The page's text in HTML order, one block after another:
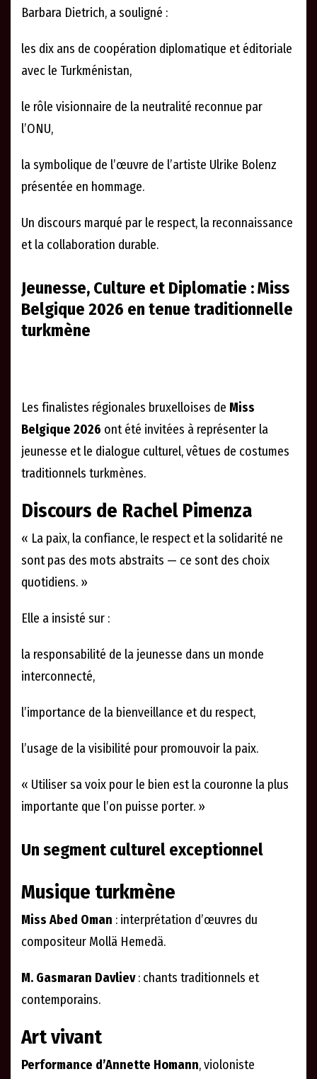
Barbara Dietrich, a souligné :
les dix ans de coopération diplomatique et éditoriale
avec le Turkménistan,
le rôle visionnaire de la neutralité reconnue par
l’ONU,
la symbolique de l’œuvre de l’artiste Ulrike Bolenz
présentée en hommage.
Un discours marqué par le respect, la reconnaissance
et la collaboration durable.
Jeunesse, Culture et Diplomatie : Miss
Belgique 2026 en tenue traditionnelle
turkmène
Les finalistes régionales bruxelloises de Miss
Belgique 2026 ont été invitées à représenter la
jeunesse et le dialogue culturel, vêtues de costumes
traditionnels turkmènes.
Discours de Rachel Pimenza
« La paix, la confiance, le respect et la solidarité ne
sont pas des mots abstraits — ce sont des choix
quotidiens. »
Elle a insisté sur :
la responsabilité de la jeunesse dans un monde
interconnecté,
l’importance de la bienveillance et du respect,
l’usage de la visibilité pour promouvoir la paix.
« Utiliser sa voix pour le bien est la couronne la plus
importante que l’on puisse porter. »
Un segment culturel exceptionnel
Musique turkmène
Miss Abed Oman : interprétation d’œuvres du
compositeur Mollä Hemedä.
M. Gasmaran Davliev: chants traditionnels et
contemporains.
Art vivant
Performance d’Annette Homann, violoniste